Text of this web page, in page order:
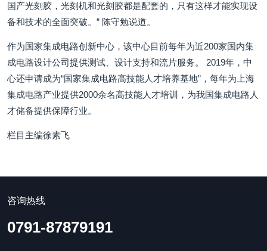
国产光刻胶，光刻机和光刻胶都是配套的，只有这样才能实现设
备和技术的全面突破。” 陈守勉说道。
作为国家集成电路创新中心，该中心目前每年为近200家国内集
成电路设计公司提供测试、设计支持和流片服务。 2019年，中
心还申请成为“国家集成电路高技能人才培养基地”，每年为上海
集成电路产业提供2000余名高技能人才培训，为我国集成电路人
才储备提供保障行业。
栏目主编徐素飞
咨询热线
0791-87879191